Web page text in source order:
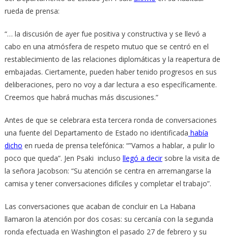
rueda de prensa:
“… la discusión de ayer fue positiva y constructiva y se llevó a
cabo en una atmósfera de respeto mutuo que se centró en el
restablecimiento de las relaciones diplomáticas y la reapertura de
embajadas. Ciertamente, pueden haber tenido progresos en sus
deliberaciones, pero no voy a dar lectura a eso específicamente.
Creemos que habrá muchas más discusiones.”
Antes de que se celebrara esta tercera ronda de conversaciones
una fuente del Departamento de Estado no identificada había
dicho en rueda de prensa telefónica: “”Vamos a hablar, a pulir lo
poco que queda”. Jen Psaki incluso llegó a decirsobre la visita de
la señora Jacobson: “Su atención se centra en arremangarse la
camisa y tener conversaciones difíciles y completar el trabajo”.
Las conversaciones que acaban de concluir en La Habana
llamaron la atención por dos cosas: su cercanía con la segunda
ronda efectuada en Washington el pasado 27 de febrero y su